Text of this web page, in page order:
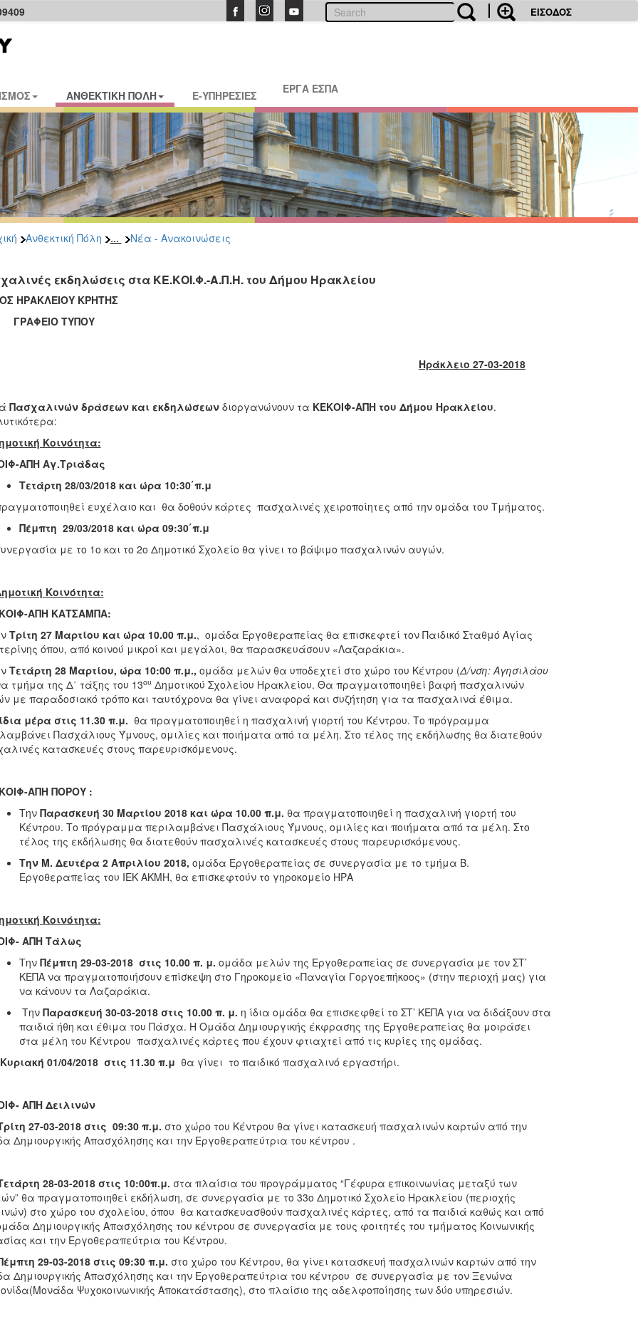
ΕΙΣΟΔΟΣ
ΑΝΘΕΚΤΙΚΗ ΠΟΛΗ E-ΥΠΗΡΕΣΙΕΣ ΕΡΓΑ ΕΣΠΑ
Ανθεκτική Πόλη ... Νέα - Ανακοινώσεις
εκδηλώσεις στα ΚΕ.ΚΟΙ.Φ.-Α.Π.Η. του Δήμου Ηρακλείου
ΗΡΑΚΛΕΙΟΥ ΚΡΗΤΗΣ
ΤΥΠΟΥ
Ηράκλειο 27-03-2018
Πασχαλινών δράσεων και εκδηλώσεωνδιοργανώνουν τα ΚΕΚΟΙΦ-ΑΠΗ του Δήμου Ηρακλείου.
Κοινότητα:
ΑΠΗ Αγ.Τριάδας
Τετάρτη 28/03/2018 και ώρα 10:30΄π.μ
ευχέλαιο και θα δοθούν κάρτες πασχαλινές χειροποίητες από την ομάδα του Τμήματος.
Πέμπτη 29/03/2018 και ώρα 09:30΄π.μ
με το 1ο και το 2ο Δημοτικό Σχολείο θα γίνει το βάψιμο πασχαλινών αυγών.
Κοινότητα:
ΑΠΗ ΚΑΤΣΑΜΠΑ:
Τρίτη 27 Μαρτίου και ώρα 10.00 π.μ., ομάδα Εργοθεραπείας θα επισκεφτεί τον Παιδικό Σταθμό Αγίας
όπου, από κοινού μικροί και μεγάλοι, θα παρασκευάσουν «Λαζαράκια».
Τετάρτη 28 Μαρτίου, ώρα 10:00 π.μ., ομάδα μελών θα υποδεχτεί στο χώρο του Κέντρου (Δ/νση: Αγησιλάου
τμήμα της Δ΄ τάξης του 13ου Δημοτικού Σχολείου Ηρακλείου. Θα πραγματοποιηθεί βαφή πασχαλινών
με παραδοσιακό τρόπο και ταυτόχρονα θα γίνει αναφορά και συζήτηση για τα πασχαλινά έθιμα.
μέρα στις 11.30 π.μ. θα πραγματοποιηθεί η πασχαλινή γιορτή του Κέντρου. Το πρόγραμμα
Πασχάλιους Ύμνους, ομιλίες και ποιήματα από τα μέλη. Στο τέλος της εκδήλωσης θα διατεθούν
κατασκευές στους παρευρισκόμενους.
ΑΠΗ ΠΟΡΟΥ :
Την Παρασκευή 30 Μαρτίου 2018 και ώρα 10.00 π.μ. θα πραγματοποιηθεί η πασχαλινή γιορτή του
Κέντρου. Το πρόγραμμα περιλαμβάνει Πασχάλιους Ύμνους, ομιλίες και ποιήματα από τα μέλη. Στο
τέλος της εκδήλωσης θα διατεθούν πασχαλινές κατασκευές στους παρευρισκόμενους.
Την Μ. Δευτέρα 2 Απριλίου 2018, ομάδα Εργοθεραπείας σε συνεργασία με το τμήμα Β.
Εργοθεραπείας του ΙΕΚ ΑΚΜΗ, θα επισκεφτούν το γηροκομείο ΗΡΑ
Κοινότητα:
ΑΠΗ Τάλως
ΤηνΠέμπτη 29-03-2018 στις 10.00 π. μ. ομάδα μελών της Εργοθεραπείας σε συνεργασία με τον ΣΤ’
ΚΕΠΑ να πραγματοποιήσουν επίσκεψη στο Γηροκομείο «Παναγία Γοργοεπήκοος» (στην περιοχή μας) για
να κάνουν τα Λαζαράκια.
Την Παρασκευή 30-03-2018 στις 10.00 π. μ. η ίδια ομάδα θα επισκεφθεί το ΣΤ’ ΚΕΠΑ για να διδάξουν στα
παιδιά ήθη και έθιμα του Πάσχα. Η Ομάδα Δημιουργικής έκφρασης της Εργοθεραπείας θα μοιράσει
στα μέλη του Κέντρου πασχαλινές κάρτες που έχουν φτιαχτεί από τις κυρίες της ομάδας.
Κυριακή 01/04/2018 στις 11.30 π.μ θα γίνει το παιδικό πασχαλινό εργαστήρι.
ΑΠΗ Δειλινών
27-03-2018 στις 09:30 π.μ. στο χώρο του Κέντρου θα γίνει κατασκευή πασχαλινών καρτών από την
Δημιουργικής Απασχόλησης και την Eργοθεραπεύτρια του κέντρου .
28-03-2018 στις 10:00π.μ. στα πλαίσια του προγράμματος “Γέφυρα επικοινωνίας μεταξύ των
θα πραγματοποιηθεί εκδήλωση, σε συνεργασία με το 33o Δημοτικό Σχολείο Ηρακλείου (περιοχής
στο χώρο του σχολείου, όπου θα κατασκευασθούν πασχαλινές κάρτες, από τα παιδιά καθώς και από
Δημιουργικής Απασχόλησης του κέντρου σε συνεργασία με τους φοιτητές του τμήματος Κοινωνικής
και την Eργοθεραπεύτρια του Κέντρου.
29-03-2018 στις 09:30 π.μ. στο χώρο του Κέντρου, θα γίνει κατασκευή πασχαλινών καρτών από την
Δημιουργικής Απασχόλησης και την Εργοθεραπεύτρια του κέντρου σε συνεργασία με τον Ξενώνα
Ψυχοκοινωνικής Αποκατάστασης), στο πλαίσιο της αδελφοποίησης των δύο υπηρεσιών.